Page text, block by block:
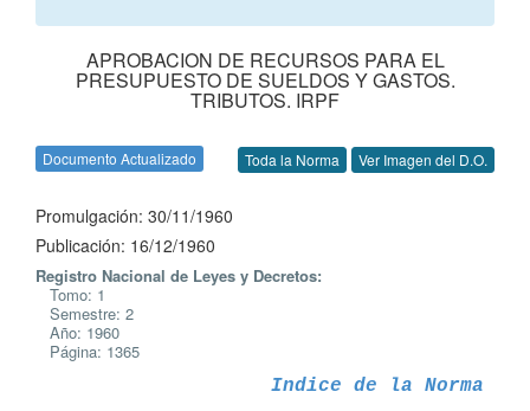
APROBACION DE RECURSOS PARA EL
PRESUPUESTO DE SUELDOS Y GASTOS.
TRIBUTOS. IRPF
Documento Actualizado Toda la Norma Ver Imagen del D.O.
Promulgación: 30/11/1960
Publicación: 16/12/1960
Registro Nacional de Leyes y Decretos:
Tomo: 1
Semestre: 2
Año: 1960
Página: 1365
Indice de la Norma